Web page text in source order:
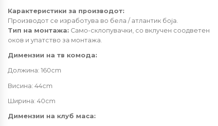
Карактеристики за производот:
Производот се изработува во бела / атлантик боја.
Тип на монтажа: Само-склопувачки, со вклучен соодветен
оков и упатство за монтажа.
Димензии на тв комода:
Должина: 160cm
Висина: 44cm
Ширина: 40cm
Димензии на клуб маса: